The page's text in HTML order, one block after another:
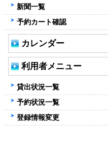
新聞一覧
予約カート確認
カレンダー
利用者メニュー
貸出状況一覧
予約状況一覧
登録情報変更